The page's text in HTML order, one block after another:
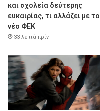
και σχολεία δεύτερης
ευκαιρίας, τι αλλάζει με το
νέο ΦΕΚ
33 λεπτά πρίν